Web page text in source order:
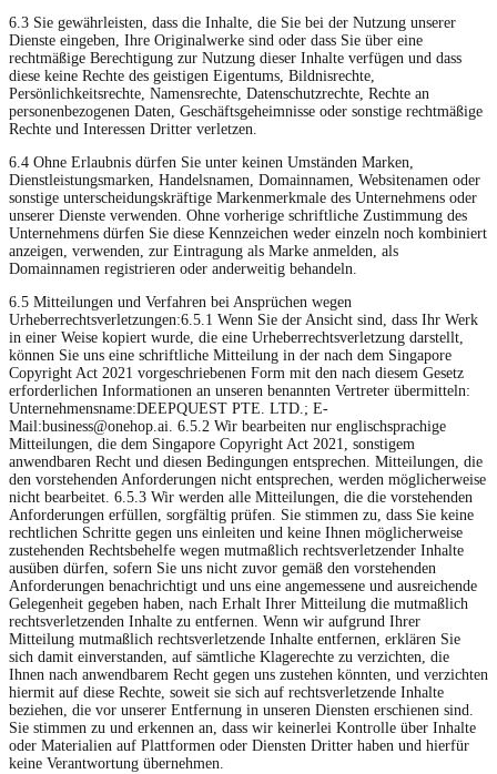
6.3 Sie gewährleisten, dass die Inhalte, die Sie bei der Nutzung unserer
Dienste eingeben, Ihre Originalwerke sind oder dass Sie über eine
rechtmäßige Berechtigung zur Nutzung dieser Inhalte verfügen und dass
diese keine Rechte des geistigen Eigentums, Bildnisrechte,
Persönlichkeitsrechte, Namensrechte, Datenschutzrechte, Rechte an
personenbezogenen Daten, Geschäftsgeheimnisse oder sonstige rechtmäßige
Rechte und Interessen Dritter verletzen.
6.4 Ohne Erlaubnis dürfen Sie unter keinen Umständen Marken,
Dienstleistungsmarken, Handelsnamen, Domainnamen, Websitenamen oder
sonstige unterscheidungskräftige Markenmerkmale des Unternehmens oder
unserer Dienste verwenden. Ohne vorherige schriftliche Zustimmung des
Unternehmens dürfen Sie diese Kennzeichen weder einzeln noch kombiniert
anzeigen, verwenden, zur Eintragung als Marke anmelden, als
Domainnamen registrieren oder anderweitig behandeln.
6.5 Mitteilungen und Verfahren bei Ansprüchen wegen
Urheberrechtsverletzungen:6.5.1 Wenn Sie der Ansicht sind, dass Ihr Werk
in einer Weise kopiert wurde, die eine Urheberrechtsverletzung darstellt,
können Sie uns eine schriftliche Mitteilung in der nach dem Singapore
Copyright Act 2021 vorgeschriebenen Form mit den nach diesem Gesetz
erforderlichen Informationen an unseren benannten Vertreter übermitteln:
Unternehmensname:DEEPQUEST PTE. LTD.; E-
Mail:business@onehop.ai. 6.5.2 Wir bearbeiten nur englischsprachige
Mitteilungen, die dem Singapore Copyright Act 2021, sonstigem
anwendbaren Recht und diesen Bedingungen entsprechen. Mitteilungen, die
den vorstehenden Anforderungen nicht entsprechen, werden möglicherweise
nicht bearbeitet. 6.5.3 Wir werden alle Mitteilungen, die die vorstehenden
Anforderungen erfüllen, sorgfältig prüfen. Sie stimmen zu, dass Sie keine
rechtlichen Schritte gegen uns einleiten und keine Ihnen möglicherweise
zustehenden Rechtsbehelfe wegen mutmaßlich rechtsverletzender Inhalte
ausüben dürfen, sofern Sie uns nicht zuvor gemäß den vorstehenden
Anforderungen benachrichtigt und uns eine angemessene und ausreichende
Gelegenheit gegeben haben, nach Erhalt Ihrer Mitteilung die mutmaßlich
rechtsverletzenden Inhalte zu entfernen. Wenn wir aufgrund Ihrer
Mitteilung mutmaßlich rechtsverletzende Inhalte entfernen, erklären Sie
sich damit einverstanden, auf sämtliche Klagerechte zu verzichten, die
Ihnen nach anwendbarem Recht gegen uns zustehen könnten, und verzichten
hiermit auf diese Rechte, soweit sie sich auf rechtsverletzende Inhalte
beziehen, die vor unserer Entfernung in unseren Diensten erschienen sind.
Sie stimmen zu und erkennen an, dass wir keinerlei Kontrolle über Inhalte
oder Materialien auf Plattformen oder Diensten Dritter haben und hierfür
keine Verantwortung übernehmen.